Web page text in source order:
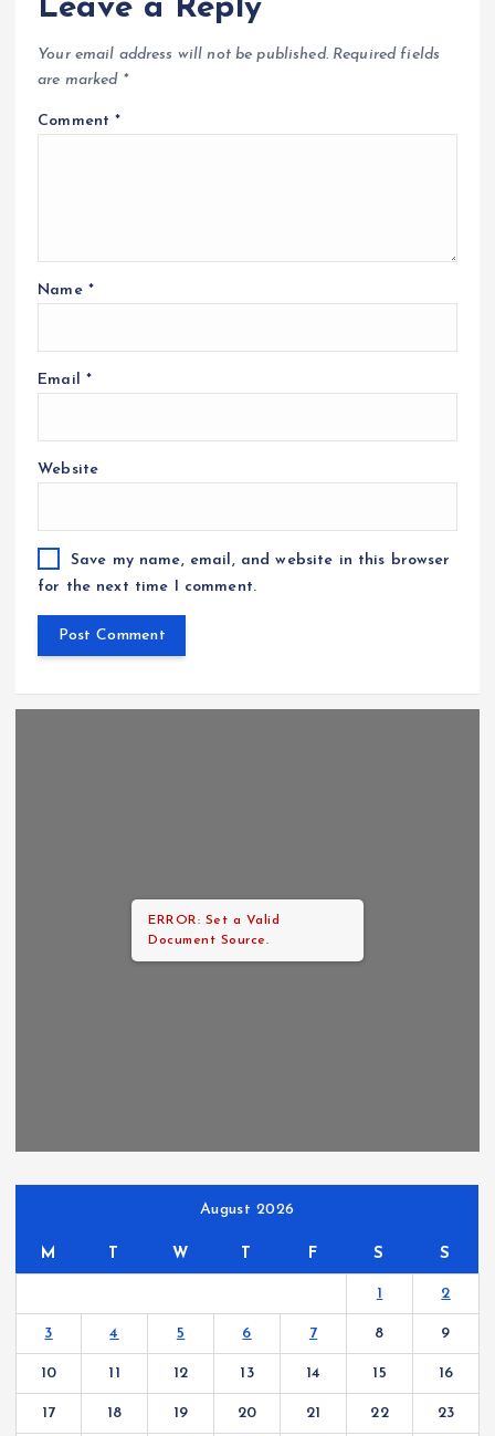
Leave a Reply
Your email address will not be published. Required fields
are marked *
Comment*
Name *
Email *
Website
Save my name, email, and website in this browser
for the next time I comment.
ERROR: Set a Valid
Document Source.
August 2026
M T W T F S S
1 2
3 4 5 6 7 8 9
10 11 12 13 14 15 16
17 18 19 20 21 22 23